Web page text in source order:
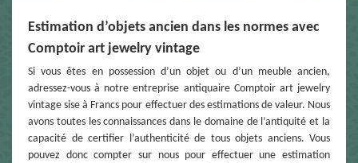
Estimation d’objets ancien dans les normes avec
Comptoir art jewelry vintage
Si vous êtes en possession d’un objet ou d’un meuble ancien,
adressez-vous à notre entreprise antiquaire Comptoir art jewelry
vintage sise à Francs pour effectuer des estimations de valeur. Nous
avons toutes les connaissances dans le domaine de l’antiquité et la
capacité de certifier l’authenticité de tous objets anciens. Vous
pouvez donc compter sur nous pour effectuer une estimation